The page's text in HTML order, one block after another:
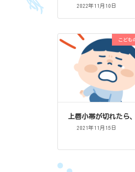
2022年11月10日
こども
上唇小帯が切れたら
2021年11月15日